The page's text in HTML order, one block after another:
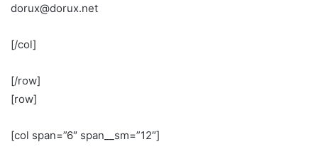
dorux@dorux.net
[/col]
[/row]
[row]
[col span=”6″ span__sm=”12″]